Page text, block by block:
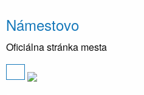
Námestovo
Oficiálna stránka mesta